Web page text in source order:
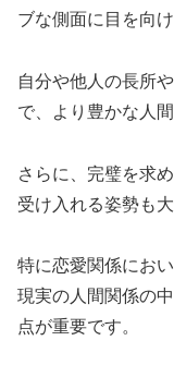
ブな側面に目を向
自分や他人の長所
で、より豊かな人
さらに、完璧を求
受け入れる姿勢も大
特に恋愛関係にお
現実の人間関係の
点が重要です。